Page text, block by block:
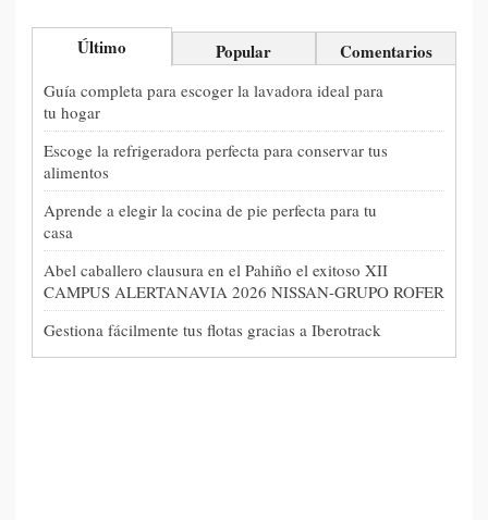
Último Popular Comentarios
Guía completa para escoger la lavadora ideal para
tu hogar
Escoge la refrigeradora perfecta para conservar tus
alimentos
Aprende a elegir la cocina de pie perfecta para tu
casa
Abel caballero clausura en el Pahiño el exitoso XII
CAMPUS ALERTANAVIA 2026 NISSAN-GRUPO ROFER
Gestiona fácilmente tus flotas gracias a Iberotrack